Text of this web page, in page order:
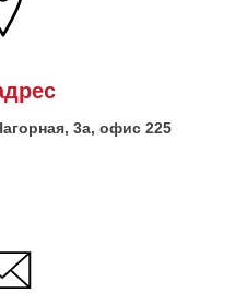
3а, офис 225